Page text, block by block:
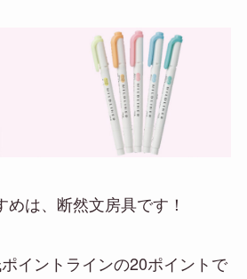
は、 断然文房具です！
イントラインの20ポイントで